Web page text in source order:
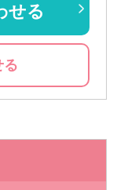
せる
る